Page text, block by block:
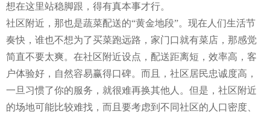
想在这里站稳脚跟，得有真本事才行。
社区附近，那也是蔬菜配送的“黄金地段”。现在人们生活节
奏快，谁也不想为了买菜跑远路，家门口就有菜店，那感觉
简直不要太爽。在社区附近设点，配送距离短，效率高，客
户体验好，自然容易赢得口碑。而且，社区居民忠诚度高，
一旦习惯了你的服务，就很难再换其他人。但是，社区附近
的场地可能比较难找，而且要考虑到不同社区的人口密度、